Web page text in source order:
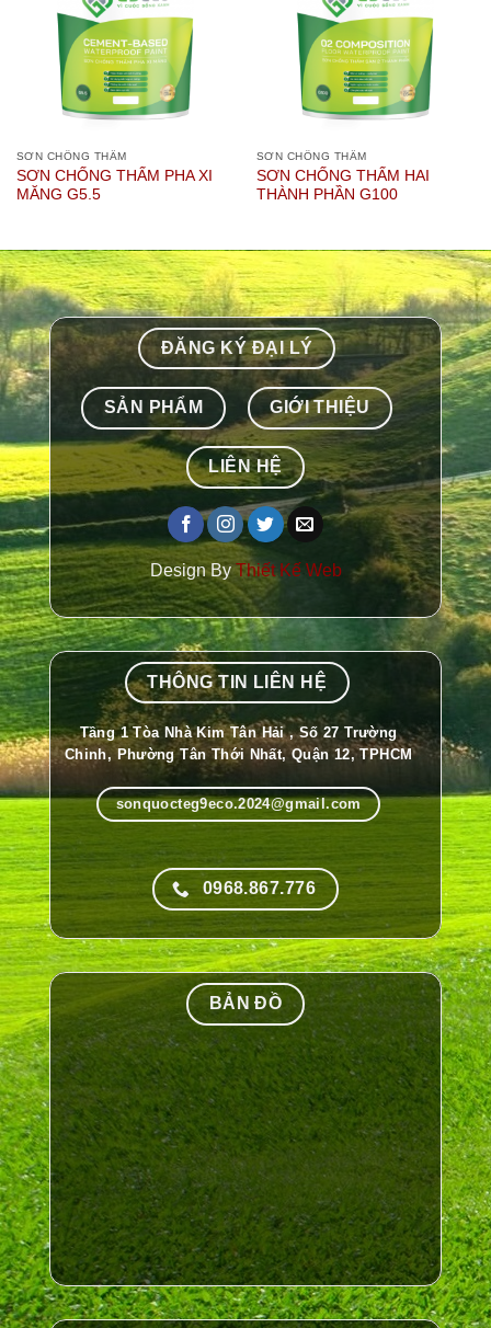
SƠN CHỐNG THẤM
SƠN CHỐNG THẤM PHA XI
MĂNG G5.5
SƠN CHỐNG THẤM
SƠN CHỐNG THẤM HAI
THÀNH PHẦN G100
ĐĂNG KÝ ĐẠI LÝ
SẢN PHẨM GIỚI THIỆU
LIÊN HỆ
Design ByThiết Kế Web
THÔNG TIN LIÊN HỆ
Tầng 1 Tòa Nhà Kim Tân Hải , Số 27 Trường
Chinh, Phường Tân Thới Nhất, Quận 12, TPHCM
sonquocteg9eco.2024@gmail.com
0968.867.776
BẢN ĐỒ